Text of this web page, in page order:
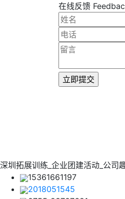
在线反馈
深圳拓展训练_企业团建活动_公
15361661197
2018051545